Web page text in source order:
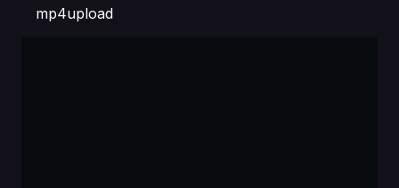
mp4upload